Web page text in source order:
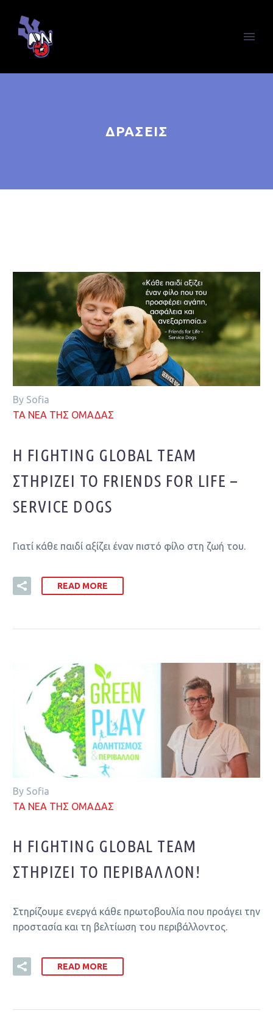
ΔΡΆΣΕΙΣ
By Sofia
ΤΑ ΝΕΑ ΤΗΣ ΟΜΑΔΑΣ
Η FIGHTING GLOBAL TEAM
ΣΤΗΡΊΖΕΙ ΤΟ FRIENDS FOR LIFE –
SERVICE DOGS
Γιατί κάθε παιδί αξίζει έναν πιστό φίλο στη ζωή του.
READ MORE
By Sofia
ΤΑ ΝΕΑ ΤΗΣ ΟΜΑΔΑΣ
Η FIGHTING GLOBAL TEAM
ΣΤΗΡΊΖΕΙ ΤΟ ΠΕΡΙΒΆΛΛΟΝ!
Στηρίζουμε ενεργά κάθε πρωτοβουλία που προάγει την
προστασία και τη βελτίωση του περιβάλλοντος.
READ MORE